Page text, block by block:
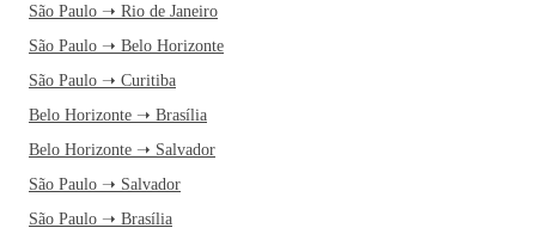
São Paulo ➝ Rio de Janeiro
São Paulo ➝ Belo Horizonte
São Paulo ➝ Curitiba
Belo Horizonte ➝ Brasília
Belo Horizonte ➝ Salvador
São Paulo ➝ Salvador
São Paulo ➝ Brasília